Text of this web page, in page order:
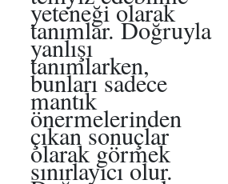
yeteneği olarak
tanımlar. Doğruyla
yanlışı
tanımlarken,
bunları sadece
mantık
önermelerinden
çıkan sonuçlar
olarak görmek
sınırlayıcı olur.